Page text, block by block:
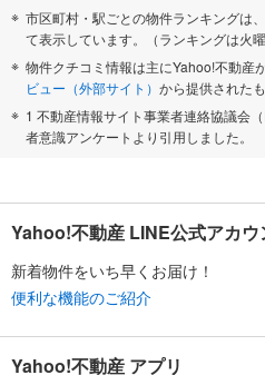
市区町村・駅ごとの物件ランキングは
て表示しています。（ランキングは火
物件クチコミ情報は主にYahoo!不動産
ビュー（外部サイト） から提供された
1 不動産情報サイト事業者連絡協議会
者意識アンケートより引用しました。
Yahoo!不動産 LINE公式アカウ
新着物件をいち早くお届け！
便利な機能のご紹介
Yahoo!不動産 アプリ